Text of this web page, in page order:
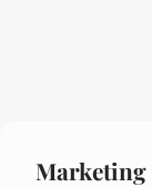
Marketing